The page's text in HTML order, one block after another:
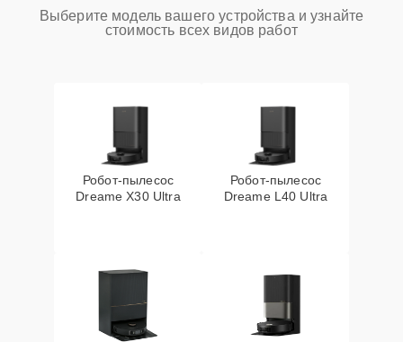
Выберите модель вашего устройства и узнайте
стоимость всех видов работ
Робот-пылесос
Dreame X30 Ultra
Робот-пылесос
Dreame L40 Ultra